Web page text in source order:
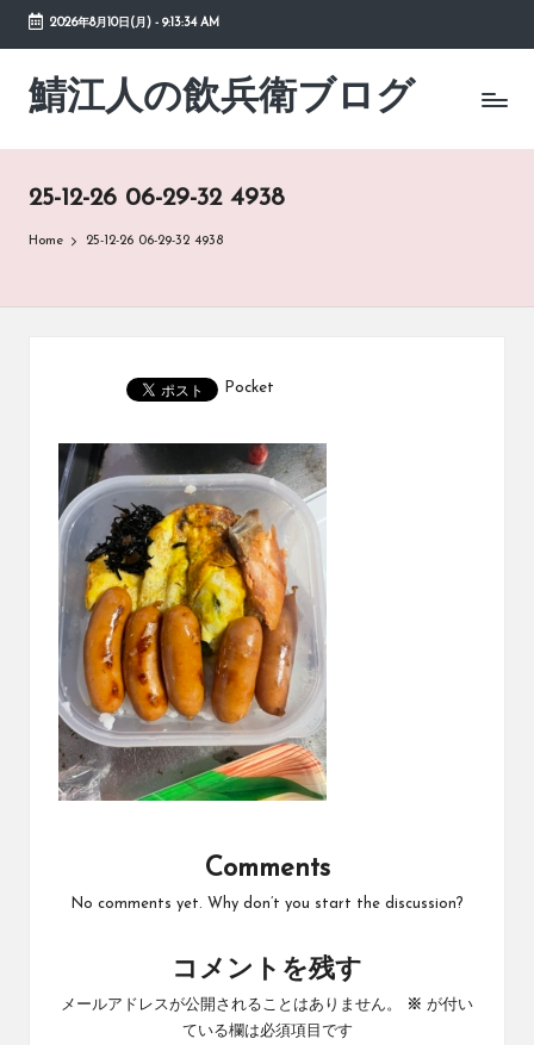
Skip
content
2026年8月10日(月)- 9:13:34 AM
鯖江人の飲兵衛ブログ
日々
の
草
25-12-26 06-29-32 4938
Home 25-12-26 06-29-32 4938
Pocket
Comments
No comments yet. Why don’t you start the discussion?
コメントを残す
メールアドレスが公開されることはありません。 ※ が付い
ている欄は必須項目です